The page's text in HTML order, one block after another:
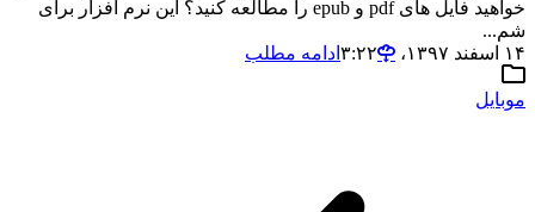
خواهید فایل های pdf و epub را مطالعه کنید؟ این نرم افزار برای
شم...
۱۴ اسفند ۱۳۹۷،‏ ۳:۲۲
ادامه مطلب
موبایل